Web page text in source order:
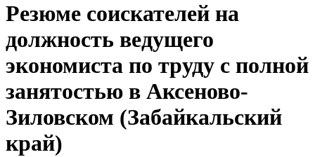
Резюме соискателей на
должность ведущего
экономиста по труду с полной
занятостью в Аксеново-
Зиловском (Забайкальский
край)